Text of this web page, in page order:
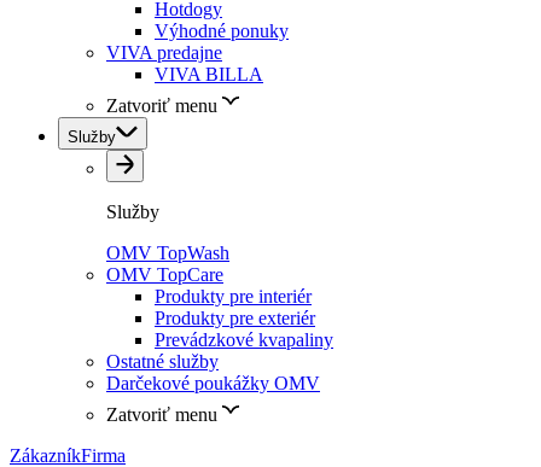
Hotdogy
Výhodné ponuky
VIVA predajne
VIVA BILLA
Zatvoriť menu
Služby
Služby
OMV TopWash
OMV TopCare
Produkty pre interiér
Produkty pre exteriér
Prevádzkové kvapaliny
Ostatné služby
Darčekové poukážky OMV
Zatvoriť menu
ZákazníkFirma